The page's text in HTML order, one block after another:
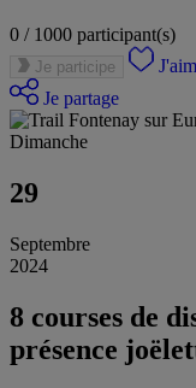
0 / 1000 participant(s)
Je participe
Je partage
Dimanche
29
Septembre
2024
8 courses de
présence